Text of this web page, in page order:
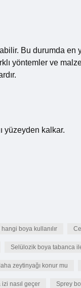
Bu durumda en
yöntemler ve
yüzeyden kalkar.
boya kullanılır
Selülozik boya tabanca ile
zeytinyağı konur mu
nasıl geçer Sprey